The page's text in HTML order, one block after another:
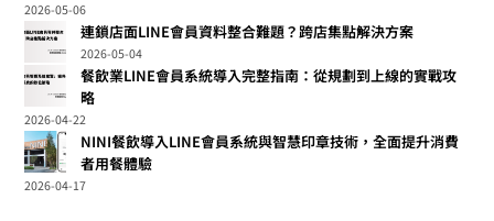
2026-05-06
連鎖店面LINE會員資料整合難題？跨店集點解決方案
2026-05-04
餐飲業LINE會員系統導入完整指南：從規劃到上線的實戰攻
略
2026-04-22
NINI餐飲導入LINE會員系統與智慧印章技術，全面提升消費
者用餐體驗
2026-04-17